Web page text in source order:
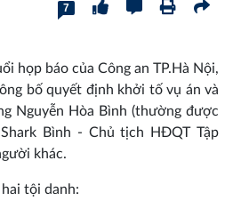
7
họp báo của Công an TP.Hà Nội,
bố quyết định khởi tố vụ án và
Nguyễn Hòa Bình (thường được
Bình - Chủ tịch HĐQT Tập
khác.
tội danh: